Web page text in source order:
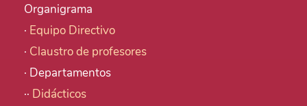
Organigrama
· Equipo Directivo
· Claustro de profesores
· Departamentos
·· Didácticos